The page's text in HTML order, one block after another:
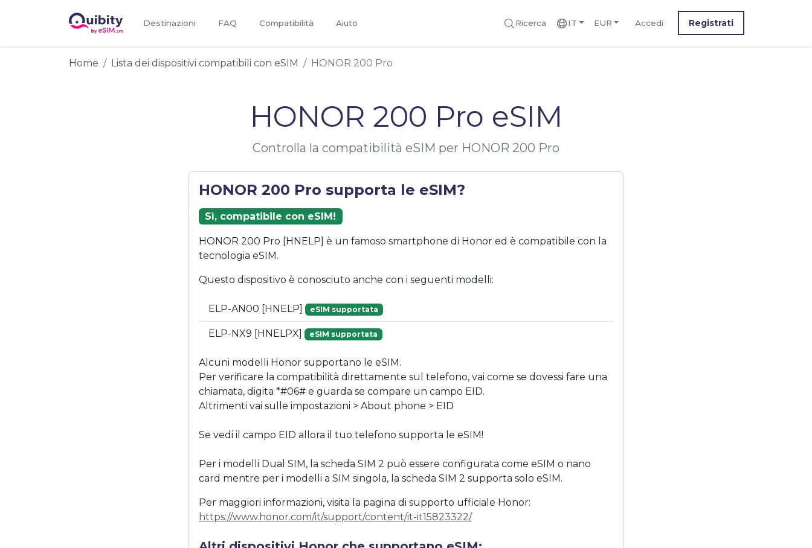
Destinazioni FAQ Compatibilità Aiuto Ricerca IT EUR Accedi Registrati
Home Lista dei dispositivi compatibili con eSIM HONOR 200 Pro
HONOR 200 Pro eSIM
Controlla la compatibilità eSIM per HONOR 200 Pro
HONOR 200 Pro supporta le eSIM?
Sì, compatibile con eSIM!
HONOR 200 Pro [HNELP] è un famoso smartphone di Honor ed è compatibile con la
tecnologia eSIM.
Questo dispositivo è conosciuto anche con i seguenti modelli:
ELP-AN00 [HNELP] eSIM supportata
ELP-NX9 [HNELPX] eSIM supportata
Alcuni modelli Honor supportano le eSIM.
Per verificare la compatibilità direttamente sul telefono, vai come se dovessi fare una
chiamata, digita *#06# e guarda se compare un campo EID.
Altrimenti vai sulle impostazioni > About phone > EID
Se vedi il campo EID allora il tuo telefono supporta le eSIM!
Per i modelli Dual SIM, la scheda SIM 2 può essere configurata come eSIM o nano
card mentre per i modelli a SIM singola, la scheda SIM 2 supporta solo eSIM.
Per maggiori informazioni, visita la pagina di supporto ufficiale Honor:
https://www.honor.com/it/support/content/it-it15823322/